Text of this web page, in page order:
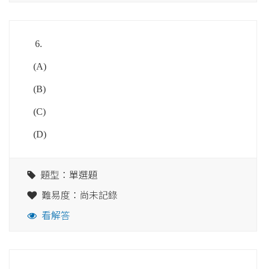
6.
(A)
(B)
(C)
(D)
題型：單選題
難易度：尚未記錄
看解答